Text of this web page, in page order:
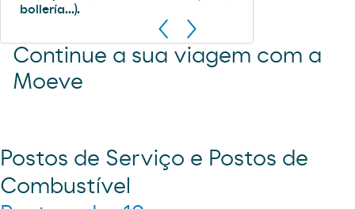
bollería...).
Continue a sua viagem com a
Moeve
Postos de Serviço e Postos de
Combustível